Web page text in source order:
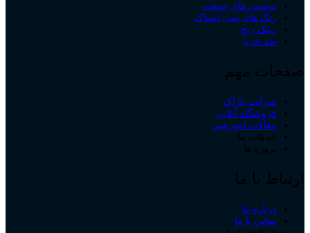
پوشش های صنعتی
رنگ های سی استاک
زینک ریچ
ضد خزه
صفحات مهم
شرکت باژاک
فروشگاه آنلاین
مقالات آموزشی
خدمات ما
پروژه ها
ارتباط با ما
درباره ما
تماس با ما